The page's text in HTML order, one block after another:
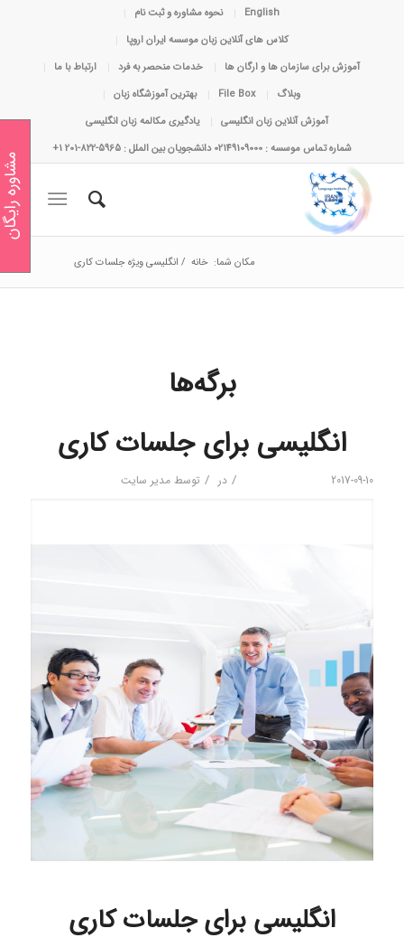
English
نحوه مشاوره و ثبت نام
کلاس های آنلاین زبان موسسه ایران اروپا
آموزش برای سازمان ها و ارگان ها
خدمات منحصر به فرد
ارتباط با ما
وبلاگ
File Box
بهترین آموزشگاه زبان
آموزش آنلاین زبان انگلیسی
یادگیری مکالمه زبان انگلیسی
شماره تماس موسسه : 02149109000 دانشجویان بین الملل : 5965-822-201 1+
مکان شما: خانه / انگلیسی ویژه جلسات کاری
برگه‌ها
انگلیسی برای جلسات کاری
2017-09-10
/ در / توسطمدیر سایت
انگلیسی برای جلسات کاری